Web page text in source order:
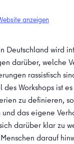
anzeigen
Deutschland wird
darüber, welche
rassistisch
Workshops ist
zu definieren,
das eigene
darüber klar zu
darauf